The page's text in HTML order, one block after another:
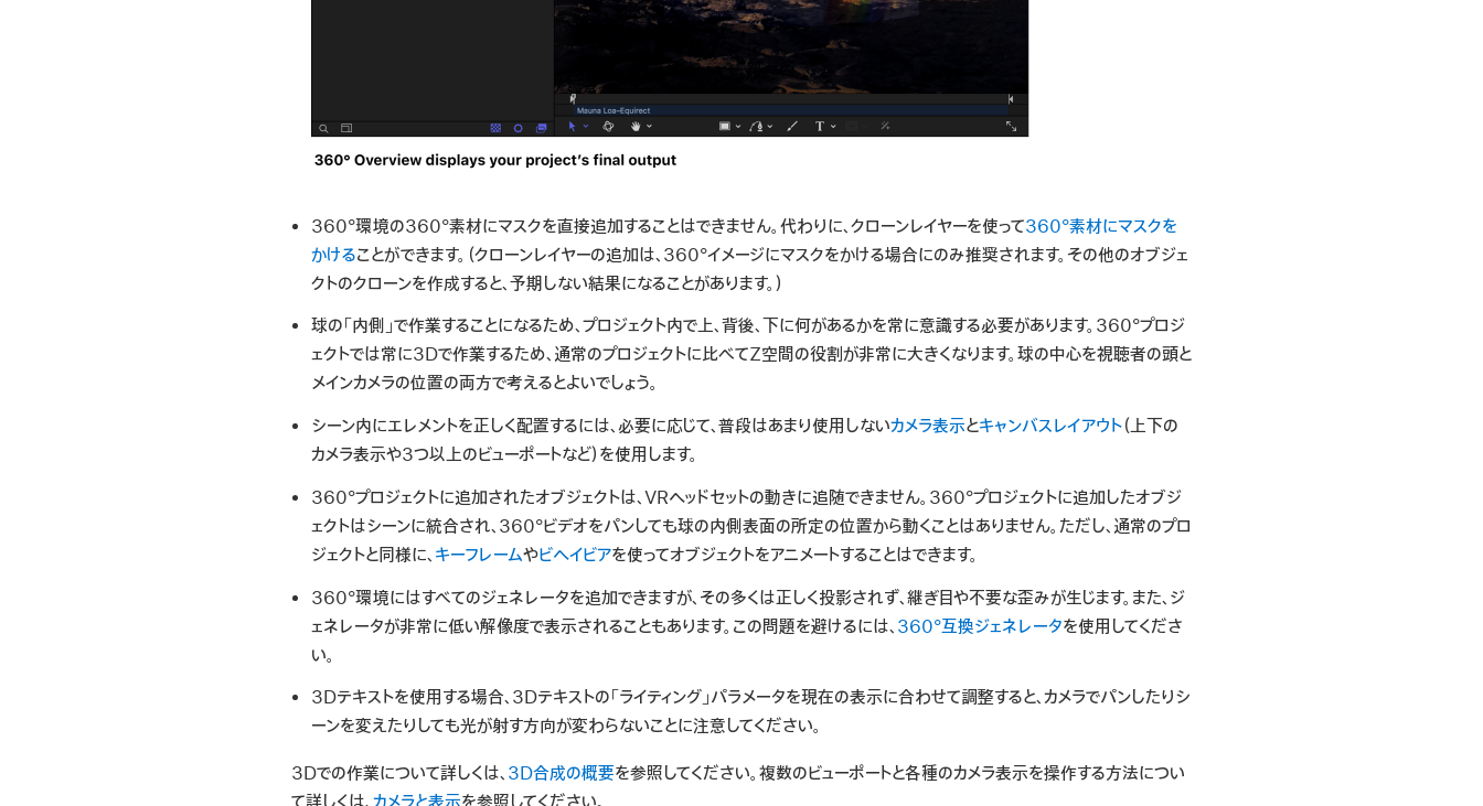
360°環境の360°素材にマスクを直接追加することはできません。代わりに、クローンレイヤーを使って360°素材にマスクを
かけることができます。（クローンレイヤーの追加は、360°イメージにマスクをかける場合にのみ推奨されます。その他のオブジェ
クトのクローンを作成すると、予期しない結果になることがあります。）
球の「内側」で作業することになるため、プロジェクト内で上、背後、下に何があるかを常に意識する必要があります。360°プロジ
ェクトでは常に3Dで作業するため、通常のプロジェクトに比べてZ空間の役割が非常に大きくなります。球の中心を視聴者の頭と
メインカメラの位置の両方で考えるとよいでしょう。
シーン内にエレメントを正しく配置するには、必要に応じて、普段はあまり使用しないカメラ表示とキャンバスレイアウト（上下の
カメラ表示や3つ以上のビューポートなど）を使用します。
360°プロジェクトに追加されたオブジェクトは、VRヘッドセットの動きに追随できません。360°プロジェクトに追加したオブジ
ェクトはシーンに統合され、360°ビデオをパンしても球の内側表面の所定の位置から動くことはありません。ただし、通常のプロ
ジェクトと同様に、 キーフレームやビヘイビアを使ってオブジェクトをアニメートすることはできます。
360°環境にはすべてのジェネレータを追加できますが、その多くは正しく投影されず、継ぎ目や不要な歪みが生じます。また、ジ
ェネレータが非常に低い解像度で表示されることもあります。この問題を避けるには、 360°互換ジェネレータを使用してくださ
い。
3Dテキストを使用する場合、3Dテキストの「ライティング」パラメータを現在の表示に合わせて調整すると、カメラでパンしたりシ
ーンを変えたりしても光が射す方向が変わらないことに注意してください。
3Dでの作業について詳しくは、 3D合成の概要を参照してください。複数のビューポートと各種のカメラ表示を操作する方法につい